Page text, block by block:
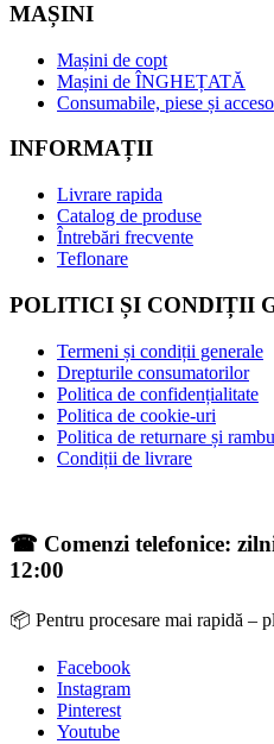
MAȘINI
Mașini de copt
Mașini de ÎNGHEȚATĂ
Consumabile, piese și
INFORMAȚII
Livrare rapida
Catalog de produse
Întrebări frecvente
Teflonare
POLITICI ȘI CONDIȚII
Termeni și condiții generale
Drepturile consumatorilor
Politica de confidențialitate
Politica de cookie-uri
Politica de returnare și
Condiții de livrare
☎ Comenzi telefonice:
12:00
📦 Pentru procesare mai rapidă –
Facebook
Instagram
Pinterest
Youtube